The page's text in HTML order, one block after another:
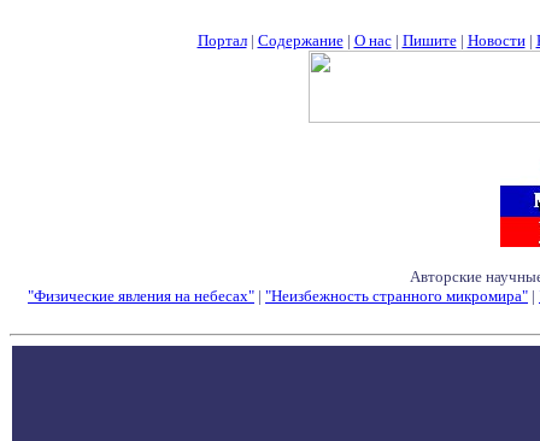
Портал| Содержание| О нас| Пишите| Новости|
Авторские
"Физические явления на небесах" | "Неизбежность странного микромира" |